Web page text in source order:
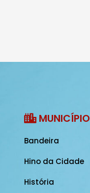
MUNICÍPIO
Bandeira
Hino da Cidade
História